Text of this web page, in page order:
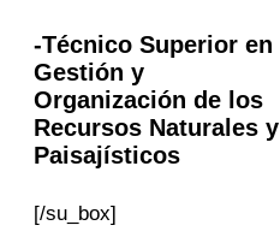
-Técnico Superior en
Gestión y
Organización de los
Recursos Naturales y
Paisajísticos
[/su_box]